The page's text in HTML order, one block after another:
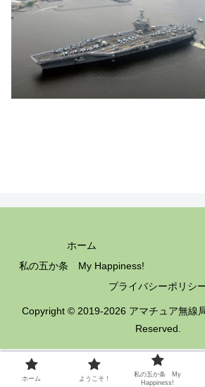
ホーム
私の五か条 My Happiness!
プライバシーポリシ
Copyright © 2019-2026 アマチュア無線
Reserved.
ホーム ようこそ！
私の五か条 My
Happiness!